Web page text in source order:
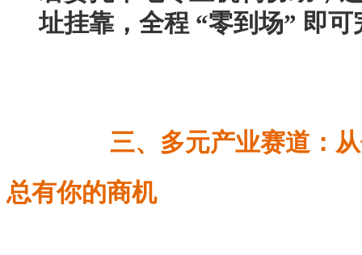
址挂靠，全程 “零到场” 即可
三、多元产业赛道：
总有你的商机